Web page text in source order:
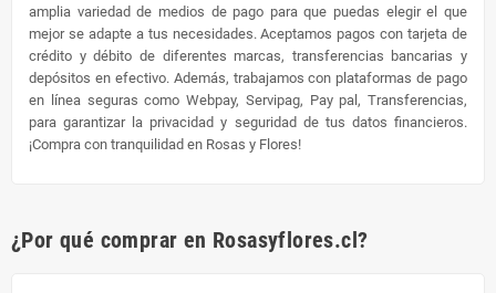
amplia variedad de medios de pago para que puedas elegir el que
mejor se adapte a tus necesidades. Aceptamos pagos con tarjeta de
crédito y débito de diferentes marcas, transferencias bancarias y
depósitos en efectivo. Además, trabajamos con plataformas de pago
en línea seguras como Webpay, Servipag, Pay pal, Transferencias,
para garantizar la privacidad y seguridad de tus datos financieros.
¡Compra con tranquilidad en Rosas y Flores!
¿Por qué comprar en Rosasyflores.cl?